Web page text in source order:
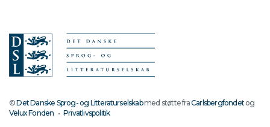
©Det Danske Sprog- og Litteraturselskabmed støtte fraCarlsbergfondetog
Velux Fonden • Privatlivspolitik